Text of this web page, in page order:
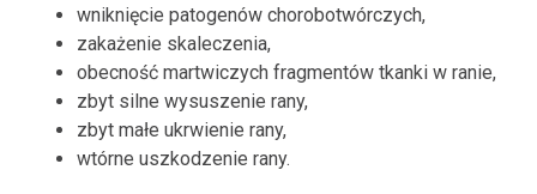
wniknięcie patogenów chorobotwórczych,
zakażenie skaleczenia,
obecność martwiczych fragmentów tkanki w ranie,
zbyt silne wysuszenie rany,
zbyt małe ukrwienie rany,
wtórne uszkodzenie rany.